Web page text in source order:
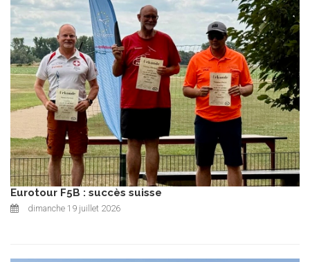
Eurotour F5B : succès suisse
dimanche 19 juillet 2026